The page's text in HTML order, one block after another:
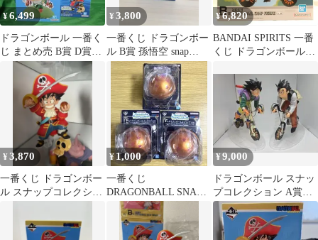
4299）
¥6,499
ドラゴンボール 一番く
じ まとめ売 B賞 D賞
snap collection2
¥3,800
一番くじ ドラゴンボー
ル B賞 孫悟空 snap
Collection
¥6,820
BANDAI SPIRITS 一番
くじ ドラゴンボール
COLLECTION B賞 孫悟
飯 DRAGONBALL
SNAP FIGURE
¥3,870
一番くじ ドラゴンボー
ル スナップコレクショ
¥ 1,000
一番くじ
DRAGONBALL SNAP
COLLECTION2 F賞セ
ット
¥9,000
ドラゴンボール スナッ
プコレクション A賞 B
賞 セット